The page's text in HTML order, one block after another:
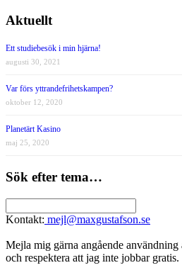
Aktuellt
Ett studiebesök i min hjärna!
augusti 30, 2021
Var förs yttrandefrihetskampen?
oktober 12, 2020
Planetärt Kasino
maj 25, 2020
Sök efter tema…
Kontakt: mejl@maxgustafson.se
Mejla mig gärna angående
och respektera att jag inte jobbar gratis.